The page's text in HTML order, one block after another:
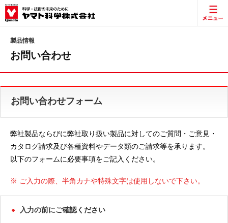
製品情報
お問い合わせ
お問い合わせフォーム
弊社製品ならびに弊社取り扱い製品に対してのご質問・ご意見・
カタログ請求及び各種資料やデータ類のご請求等を承ります。
以下のフォームに必要事項をご記入ください。
※ ご入力の際、半角カナや特殊文字は使用しないで下さい。
入力の前にご確認ください